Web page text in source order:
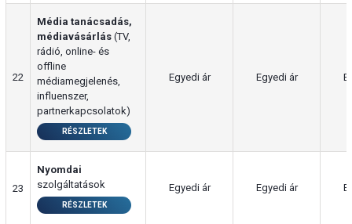
22
Média tanácsadás,
médiavásárlás (TV,
rádió, online- és
offline
médiamegjelenés,
influenszer,
partnerkapcsolatok)
RÉSZLETEK
Egyedi ár Egyedi ár
23
Nyomdai
szolgáltatások
RÉSZLETEK
Egyedi ár Egyedi ár